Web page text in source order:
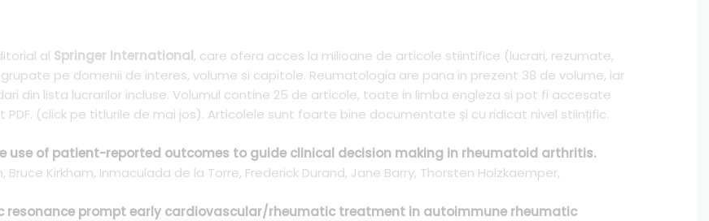
al Springer International , care ofera acces la milioane de articole stiintifice (lucrari, rezumate,
pe domenii de interes, volume si capitole. Reumatologia are pana in prezent 38 de volume, iar
din lista lucrarilor incluse. Volumul contine 25 de articole, toate in limba engleza si pot fi accesate
(click pe titlurile de mai jos). Articolele sunt foarte bine documentate și cu ridicat nivel stiințific.
use of patient-reported outcomes to guide clinical decision making in rheumatoid arthritis.
Bruce Kirkham, Inmaculada de la Torre, Frederick Durand, Jane Barry, Thorsten Holzkaemper,
resonance prompt early cardiovascular/rheumatic treatment in autoimmune rheumatic